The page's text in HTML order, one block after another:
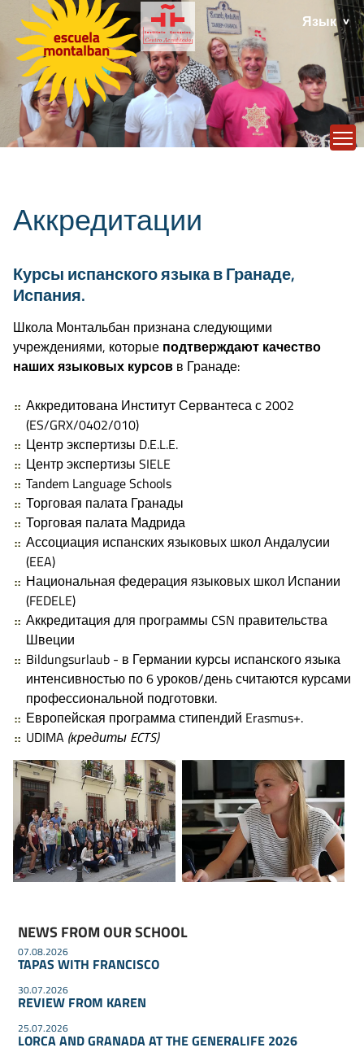
Язык
Аккредитации
Курсы испанского языка в Гранаде,
Испания.
Школа Монтальбан признана следующими
учреждениями, которые подтверждают качество
наших языковых курсов в Гранаде:
Аккредитована Институт Сервантеса с 2002
(ES/GRX/0402/010)
Центр экспертизы D.E.L.E.
Центр экспертизы SIELE
Tandem Language Schools
Торговая палата Гранады
Торговая палата Мадрида
Ассоциация испанских языковых школ Андалусии
(EEA)
Национальная федерация языковых школ Испании
(FEDELE)
Аккредитация для программы CSN правительства
Швеции
Bildungsurlaub - в Германии курсы испанского языка
интенсивностью по 6 уроков/день считаются курсами
профессиональной подготовки.
Европейская программа стипендий Erasmus+.
UDIMA (кредиты ECTS)
NEWS FROM OUR SCHOOL
07.08.2026
TAPAS WITH FRANCISCO
30.07.2026
REVIEW FROM KAREN
25.07.2026
LORCA AND GRANADA AT THE GENERALIFE 2026